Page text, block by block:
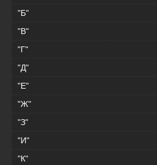
"Б"
"В"
"Г"
"Д"
"Е"
"Ж"
"З"
"И"
"К"